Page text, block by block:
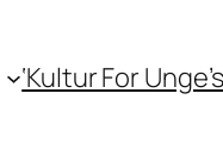
‘Kultur For